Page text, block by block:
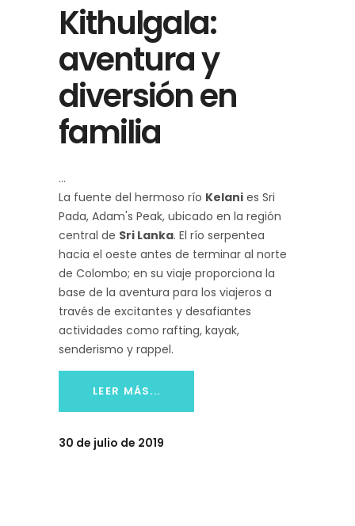
Kithulgala:
aventura y
diversión en
familia
La fuente del hermoso río Kelani es Sri
Pada, Adam's Peak, ubicado en la región
central de Sri Lanka. El río serpentea
hacia el oeste antes de terminar al norte
de Colombo; en su viaje proporciona la
base de la aventura para los viajeros a
través de excitantes y desafiantes
actividades como rafting, kayak,
senderismo y rappel.
LEER MÁS...
30 de julio de 2019